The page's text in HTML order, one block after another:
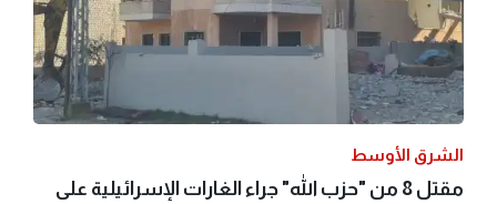
الشرق الأوسط
مقتل 8 من "حزب الله" جراء الغارات الإسرائيلية على